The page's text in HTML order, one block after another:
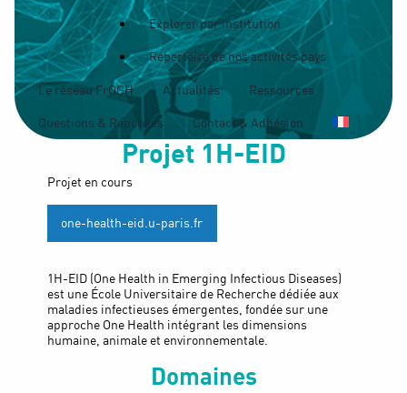
Explorer par institution
Répertoire de nos activités pays
Le réseau FrOGH Actualités Ressources
Questions & Réponses Contact & Adhésion
Projet 1H-EID
Projet en cours
one-health-eid.u-paris.fr
1H-EID (One Health in Emerging Infectious Diseases)
est une École Universitaire de Recherche dédiée aux
maladies infectieuses émergentes, fondée sur une
approche One Health intégrant les dimensions
humaine, animale et environnementale.
Domaines